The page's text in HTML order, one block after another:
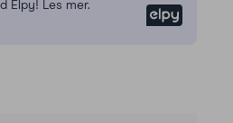
Elpy! Les mer.